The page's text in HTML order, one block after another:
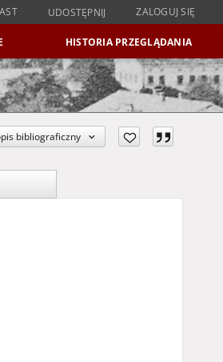
UDOSTĘPNIJ ZALOGUJ SIĘ
HISTORIA PRZEGLĄDANIA
bibliograficzny